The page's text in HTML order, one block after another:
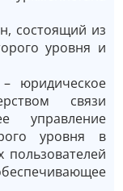
состоящий из
уровня и
– юридическое
связи
управление
уровня в
пользователей